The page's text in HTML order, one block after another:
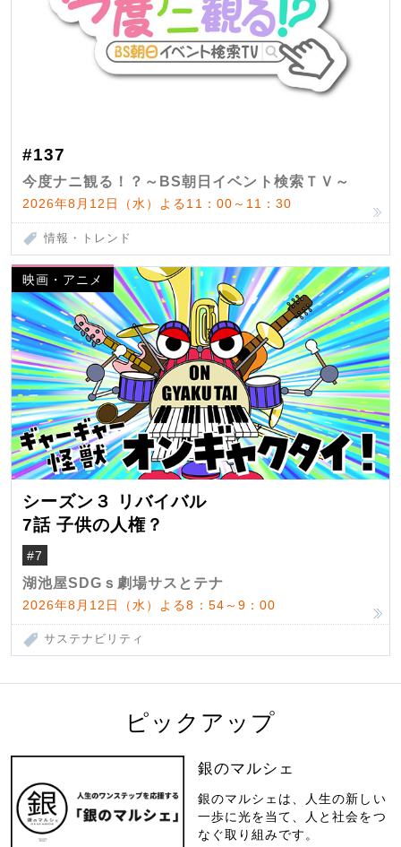
#137
今度ナニ観る！？～BS朝日イベント検索ＴＶ～
2026年8月12日（水）よる11：00～11：30
情報・トレンド
映画・アニメ
シーズン３ リバイバル
7話 子供の人権？
#7
湖池屋SDGｓ劇場サスとテナ
2026年8月12日（水）よる8：54～9：00
サステナビリティ
ピックアップ
銀のマルシェ
銀のマルシェは、人生の新しい
一歩に光を当て、人と社会をつ
なぐ取り組みです。